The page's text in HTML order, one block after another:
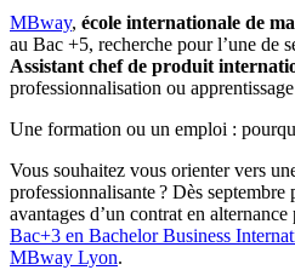
MBway, école internationale de
au Bac +5, recherche pour l’une de
Assistant chef de produit
professionnalisation ou
Une formation ou un emploi :
Vous souhaitez vous orienter vers
professionnalisante ? Dès
avantages d’un contrat en
Bac+3 en Bachelor Business
MBway Lyon.